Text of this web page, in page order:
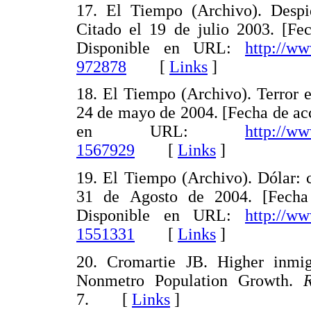
17. El Tiempo (Archivo).
Citado el 19 de julio 2003.
Disponible en URL: http://
972878 [ Links ]
18. El Tiempo (Archivo). Terror
24 de mayo de 2004. [Fecha de
en URL: http://
1567929 [ Links ]
19. El Tiempo (Archivo). Dólar:
31 de Agosto de 2004.
Disponible en URL: http://
1551331
[ Links ]
20. Cromartie JB. Higher
Nonmetro Population Growth.
7. [ Links ]